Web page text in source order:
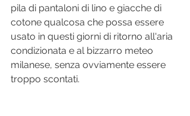
pila di pantaloni di lino e giacche di
cotone qualcosa che possa essere
usato in questi giorni di ritorno all'aria
condizionata e al bizzarro meteo
milanese, senza ovviamente essere
troppo scontati.